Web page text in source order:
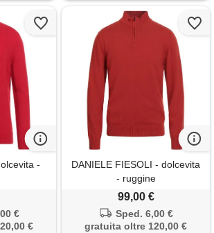
-
€
€
DANIELE FIESOLI - dolcevita
- ruggine
99,00 €
Sped. 6,00 €
gratuita oltre 120,00 €